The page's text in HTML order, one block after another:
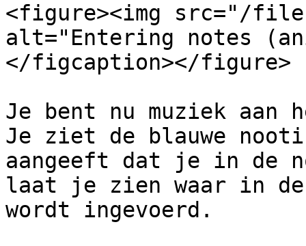
<figure><img src="/files/
alt="Entering notes
</figcaption></figure>
Je bent nu muziek aan
Je ziet de blauwe
aangeeft dat je in de
laat je zien waar in de
wordt ingevoerd.